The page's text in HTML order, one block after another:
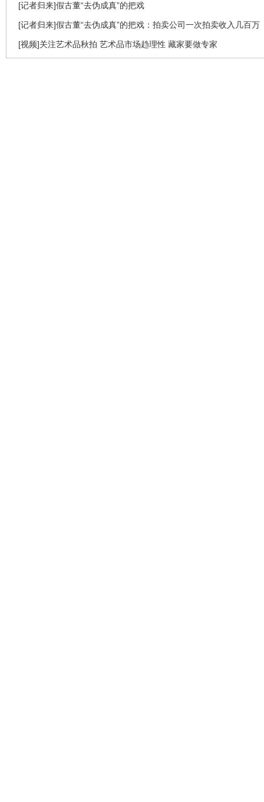
[记者归来]假古董“去伪成真”的把戏
[记者归来]假古董“去伪成真”的把戏：拍卖公司一次拍卖收入几百万
[视频]关注艺术品秋拍 艺术品市场趋理性 藏家要做专家